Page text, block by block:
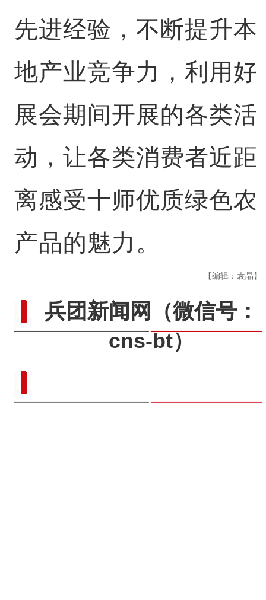
先进经验，不断提升本
地产业竞争力，利用好
展会期间开展的各类活
动，让各类消费者近距
离感受十师优质绿色农
产品的魅力。
【编辑：袁晶】
兵团新闻网
（微信号：
cns-bt）